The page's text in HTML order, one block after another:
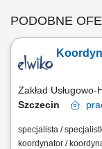
PODOBNE
Zakład
Szczecin
specjalista /
koordynator /